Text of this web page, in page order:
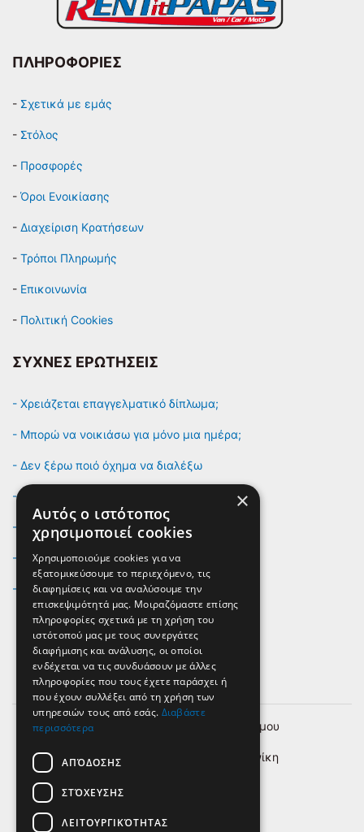
ΠΛΗΡΟΦΟΡΙΕΣ
- Σχετικά με εμάς
- Στόλος
- Προσφορές
- Όροι Ενοικίασης
- Διαχείριση Κρατήσεων
- Τρόποι Πληρωμής
- Επικοινωνία
- Πολιτική Cookies
ΣΥΧΝΕΣ ΕΡΩΤΗΣΕΙΣ
- Χρειάζεται επαγγελματικό δίπλωμα;
- Μπορώ να νοικιάσω για μόνο μια ημέρα;
- Δεν ξέρω ποιό όχημα να διαλέξω
- Τι ισχύει για την ασφάλιση του οχήματος;
- Ποιό όχημα ταιριάζει στο επάγγελμα μου;
- Δεν βρίσκω το όχημα που θέλω
- Παρέχετε και service για κάθε όχημα;
κιν.6980 290 990
Μαιάνδρου άνωθεν περιφ. Ευόσμου
Κόμβος Ν. Εγνατίας - Θεσσαλονίκη
info@thessalonikivanrental.gr
MHTE 0933E81000114801
×
Αυτός ο ιστότοπος
χρησιμοποιεί cookies
Χρησιμοποιούμε cookies για να
εξατομικεύσουμε το περιεχόμενο, τις
διαφημίσεις και να αναλύσουμε την
επισκεψιμότητά μας. Μοιραζόμαστε επίσης
πληροφορίες σχετικά με τη χρήση του
ιστότοπού μας με τους συνεργάτες
διαφήμισης και ανάλυσης, οι οποίοι
ενδέχεται να τις συνδυάσουν με άλλες
πληροφορίες που τους έχετε παράσχει ή
που έχουν συλλέξει από τη χρήση των
υπηρεσιών τους από εσάς. Διαβάστε
περισσότερα
ΑΠΌΔΟΣΗΣ
ΣΤΌΧΕΥΣΗΣ
ΛΕΙΤΟΥΡΓΙΚΌΤΗΤΑΣ